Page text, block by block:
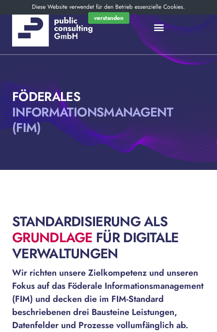
FÖDERALES
INFORMATIONSMANAGENT
(FIM)
STANDARDISIERUNG ALS
GRUNDLAGE FÜR DIGITALE
VERWALTUNGEN
Wir richten unsere Zielkompetenz und unseren
Fokus auf das Föderale Informationsmanagement
(FIM) und decken die im FIM-Standard
beschriebenen drei Bausteine Leistungen,
Datenfelder und Prozesse vollumfänglich ab.
Diese Website verwendet für den Betrieb essenzielle Cookies.
verstanden